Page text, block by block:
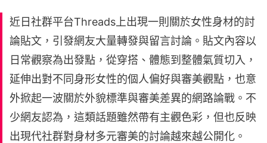
近日社群平台Threads上出現一則關於女性身材的討
論貼文，引發網友大量轉發與留言討論。貼文內容以
日常觀察為出發點，從穿搭、體態到整體氣質切入，
延伸出對不同身形女性的個人偏好與審美觀點，也意
外掀起一波關於外貌標準與審美差異的網路論戰。不
少網友認為，這類話題雖然帶有主觀色彩，但也反映
出現代社群對身材多元審美的討論越來越公開化。